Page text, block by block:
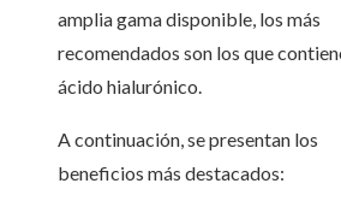
amplia gama disponible, los más
recomendados son los que
ácido hialurónico.
A continuación, se presentan los
beneficios más destacados: